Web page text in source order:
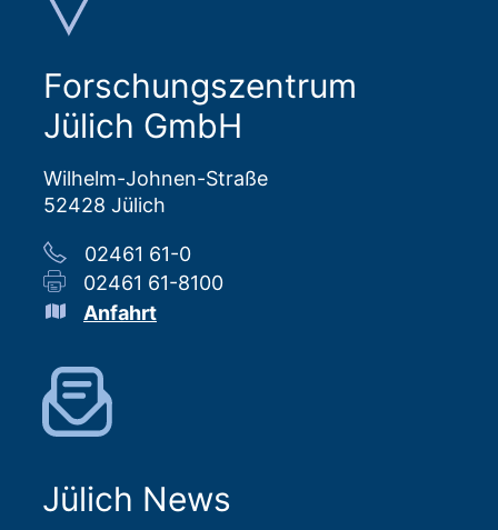
Forschungszentrum
Jülich GmbH
Wilhelm-Johnen-Straße
52428 Jülich
02461 61-0
02461 61-8100
Anfahrt
Jülich News